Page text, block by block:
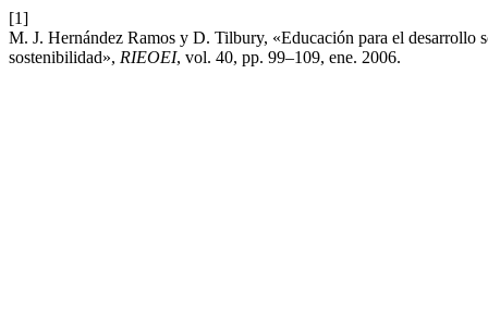
[1]
M. J. Hernández Ramos y D. Tilbury, «Educación para el desarrollo
sostenibilidad», RIEOEI, vol. 40, pp. 99–109, ene. 2006.